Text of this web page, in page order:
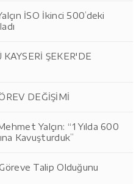
İSO İkinci 500’deki
KAYSERİ ŞEKER'DE
DEĞİŞİMİ
Yalçın: “1 Yılda 600
Kavuşturduk”
Talip Olduğunu